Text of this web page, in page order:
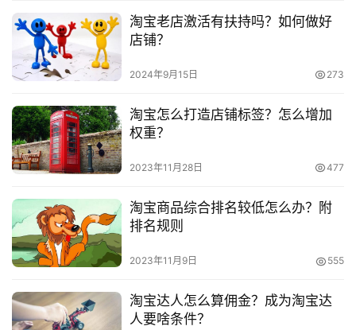
来获取的哦~(预计4月下旬上线)。
温馨提醒：为什么有浮现权,现在却不能在频道里
亲，直播先发后审新规则出台后，审核之前，有浮
现权的主播正常浮现在频道中。审核后，符合审核标准则当
场直播保持不变;如不符合审核标准当场直播只能在私域播
泡去查看”通知”，根据官方通知进行整改。
如果大家的申请符合要求，一般会在每个月的25
了。浮现权的获得，和很多因素有关，大家要综合提升各个
方面的能力。
淘宝老店激活有扶持吗？如何做好
店铺？
2024年9月15日 273
淘宝怎么打造店铺标签？怎么增加
权重？
2023年11月28日 477
淘宝商品综合排名较低怎么办？附
排名规则
2023年11月9日 555
淘宝达人怎么算佣金？成为淘宝达
人要啥条件？